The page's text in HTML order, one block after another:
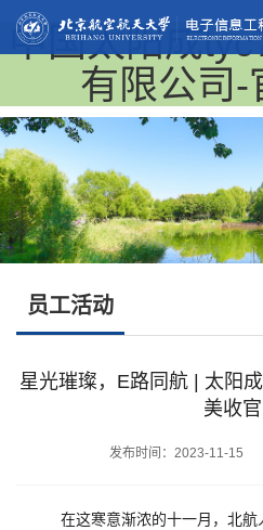
中国太阳成
有限公司-
员工活动
星光璀璨，E路同航 | 太阳
美收官
发布时间：2023-11-15
在这寒意渐浓的十一月，北